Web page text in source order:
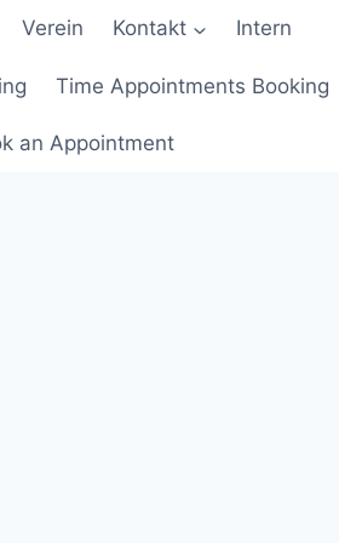
Verein Kontakt Intern
Time Appointments Booking
an Appointment